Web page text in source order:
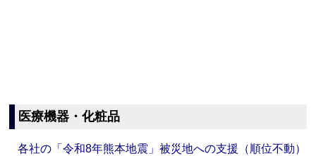
医療機器・化粧品
各社の「令和8年熊本地震」被災地への支援（順位不動）